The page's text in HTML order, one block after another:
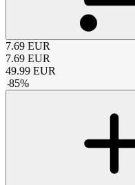
7.69 EUR
7.69 EUR
49.99 EUR
-85%